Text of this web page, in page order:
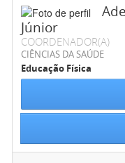
Júnior
COORDENADOR(A)
CIÊNCIAS DA SAÚDE
Educação Física